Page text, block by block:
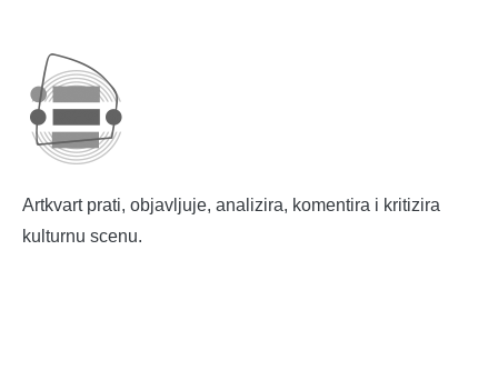
Artkvart prati, objavljuje, analizira, komentira i kritizira
kulturnu scenu.